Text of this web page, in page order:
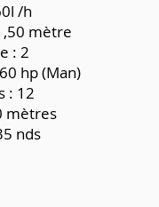
/h
mètre
: 2
hp (Man)
: 12
mètres
nds